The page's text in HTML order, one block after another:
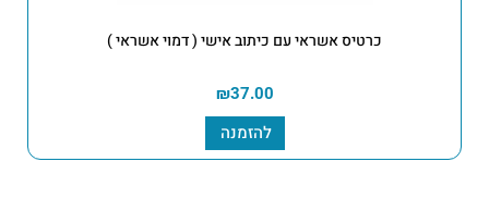
כרטיס אשראי עם כיתוב אישי ( דמוי אשראי )
₪37.00
להזמנה